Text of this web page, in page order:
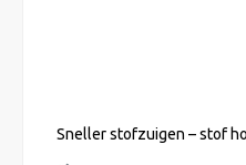
Sneller stofzuigen – stof